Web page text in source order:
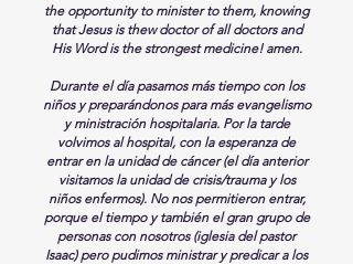
the opportunity to minister to them, knowing
that Jesus is thew doctor of all doctors and
His Word is the strongest medicine! amen.
Durante el día pasamos más tiempo con los
niños y preparándonos para más evangelismo
y ministración hospitalaria. Por la tarde
volvimos al hospital, con la esperanza de
entrar en la unidad de cáncer (el día anterior
visitamos la unidad de crisis/trauma y los
niños enfermos). No nos permitieron entrar,
porque el tiempo y también el gran grupo de
personas con nosotros (iglesia del pastor
Isaac) pero pudimos ministrar y predicar a los